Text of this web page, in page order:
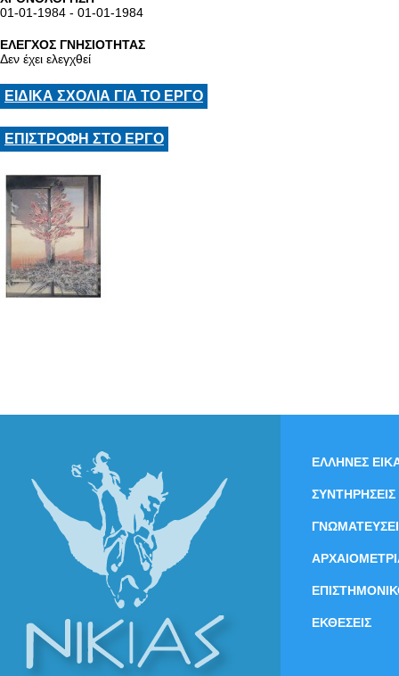
01-01-1984 - 01-01-1984
ΕΛΕΓΧΟΣ ΓΝΗΣΙΟΤΗΤΑΣ
Δεν έχει ελεγχθεί
ΕΙΔΙΚΑ ΣΧΟΛΙΑ ΓΙΑ ΤΟ ΕΡΓΟ
ΕΠΙΣΤΡΟΦΗ ΣΤΟ ΕΡΓΟ
ΕΛΛΗΝΕΣ
ΣΥΝΤΗΡΗΣΕΙΣ
ΕΚΘΕΣΕΙΣ